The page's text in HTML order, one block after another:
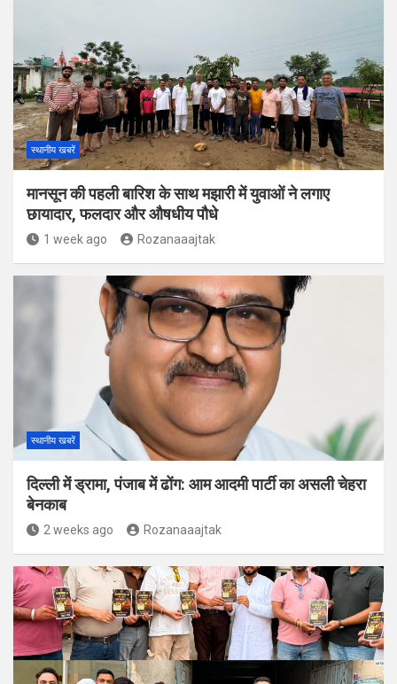
स्थानीय खबरें
मानसून की पहली बारिश के साथ मझारी में युवाओं ने लगाए
छायादार, फलदार और औषधीय पौधे
1 week ago Rozanaaajtak
स्थानीय खबरें
दिल्ली में ड्रामा, पंजाब में ढोंग: आम आदमी पार्टी का असली चेहरा
बेनकाब
2 weeks ago Rozanaaajtak